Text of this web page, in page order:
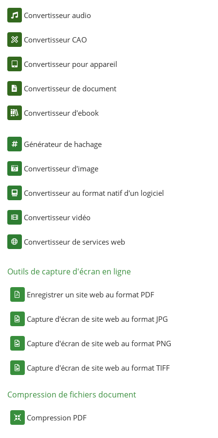
Convertisseur audio
Convertisseur CAO
Convertisseur pour appareil
Convertisseur de document
Convertisseur d'ebook
Générateur de hachage
Convertisseur d'image
Convertisseur au format natif d'un logiciel
Convertisseur vidéo
Convertisseur de services web
Outils de capture d'écran en ligne
Enregistrer un site web au format PDF
Capture d'écran de site web au format JPG
Capture d'écran de site web au format PNG
Capture d'écran de site web au format TIFF
Compression de fichiers document
Compression PDF